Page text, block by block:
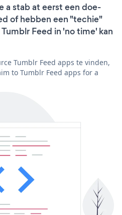
a stab at eerst een doe-
of hebben een "techie"
Feed in 'no time' kan
Tumblr Feed apps te vinden,
to Tumblr Feed apps for a